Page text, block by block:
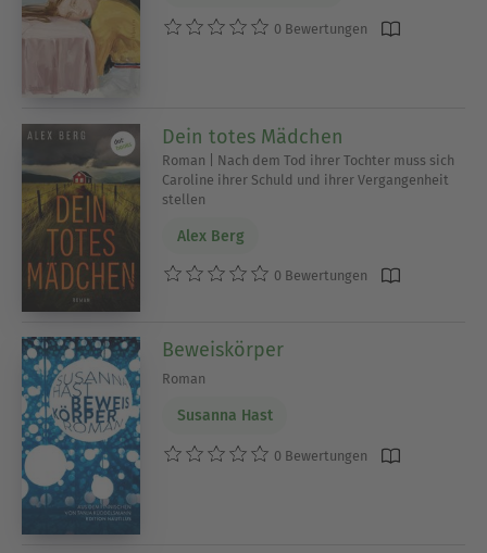
0 Bewertungen
Dein totes Mädchen
Roman | Nach dem Tod ihrer Tochter muss sich
Caroline ihrer Schuld und ihrer Vergangenheit
stellen
Alex Berg
0 Bewertungen
Beweiskörper
Roman
Susanna Hast
0 Bewertungen